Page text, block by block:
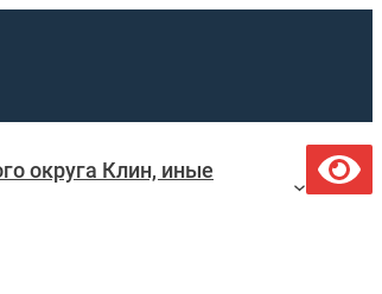
округа Клин, иные